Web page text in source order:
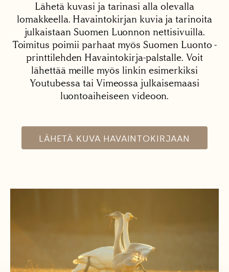
Lähetä kuvasi ja tarinasi alla olevalla
lomakkeella. Havaintokirjan kuvia ja tarinoita
julkaistaan Suomen Luonnon nettisivuilla.
Toimitus poimii parhaat myös Suomen Luonto -
printtilehden Havaintokirja-palstalle. Voit
lähettää meille myös linkin esimerkiksi
Youtubessa tai Vimeossa julkaisemaasi
luontoaiheiseen videoon.
LÄHETÄ KUVA HAVAINTOKIRJAAN